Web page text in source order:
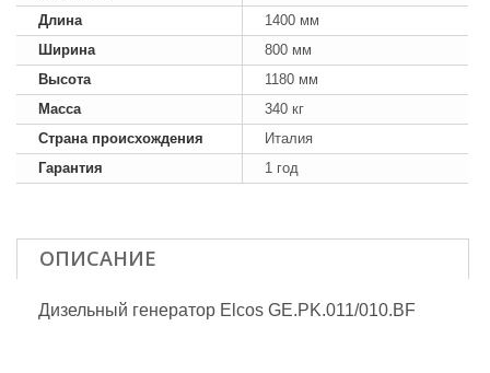
Длина
1400 мм
Ширина
800 мм
Высота
1180 мм
Масса
340 кг
Страна происхождения
Италия
Гарантия
1 год
ОПИСАНИЕ
Дизельный генератор Elcos GE.PK.011/010.BF